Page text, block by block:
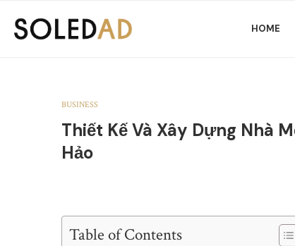
HOME
BUSINESS
Thiết Kế Và Xây Dựng Nhà
Hảo
Table of Contents